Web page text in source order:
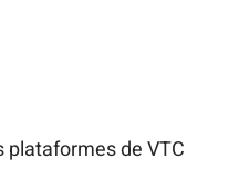
plataformes de VTC